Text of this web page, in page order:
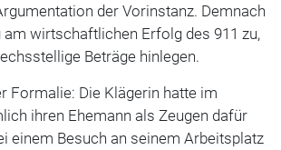
der Vorinstanz. Demnach
wirtschaftlichen Erfolg des 911 zu,
Beträge hinlegen.
Formalie: Die Klägerin hatte im
ihren Ehemann als Zeugen dafür
einem Besuch an seinem Arbeitsplatz